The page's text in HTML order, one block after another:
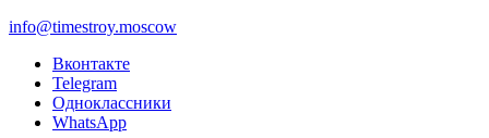
info@timestroy.moscow
Вконтакте
Telegram
Одноклассники
WhatsApp